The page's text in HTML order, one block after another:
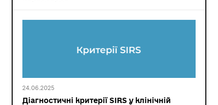
24.06.2025
Діагностичні критерії SIRS у клінічній